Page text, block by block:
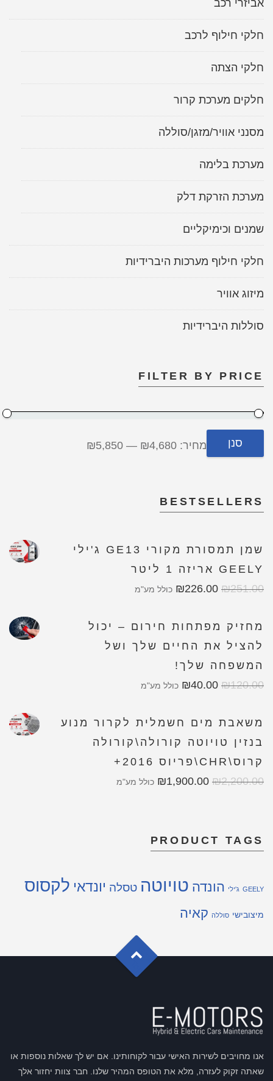
קאיה
אביזרי רכב
חלקי חילוף לרכב
חלקי הצתה
חלקים מערכת קרור
מסנני אוויר/מזגן/סוללה
מערכת בלימה
מערכת הזרקת דלק
שמנים וכימיקליים
חלקי חילוף מערכות היברידיות
מיזוג אוויר
סוללות היברידיות
FILTER BY PRICE
סנן מחיר: ₪4,680
—
₪5,850
BESTSELLERS
שמן תמסורת מקורי GE13 ג'ילי
GEELY אריזה 1 ליטר
₪251.00
₪226.00 כולל מע"מ
מחזיק מפתחות חירום – יכול
להציל את החיים שלך ושל
המשפחה שלך!
₪120.00
₪40.00 כולל מע"מ
משאבת מים חשמלית לקרור מנוע
בנזין טויוטה קורולה\קורולה
קרוס\CHR\פריוס 2016+
₪2,200.00
₪1,900.00 כולל מע"מ
PRODUCT TAGS
GEELY ג'ילי הונדה טויוטה טסלה יונדאי לקסוס
מיצובישי סוללה קאיה
אנו מחויבים לשירות האישי עבור לקוחותינו. אם יש לך שאלות נוספות או
שאתה זקוק לעזרה, מלא את הטופס המהיר שלנו. חבר צוות יחזור אלך
G
o
t
o
T
o
p